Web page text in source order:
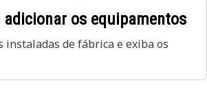
adicionar os equipamentos
instaladas de fábrica e exiba os